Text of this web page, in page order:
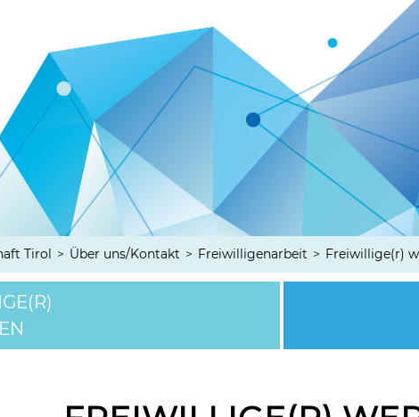
Tirol > Über uns/Kontakt > Freiwilligenarbeit > Freiwillige(r)